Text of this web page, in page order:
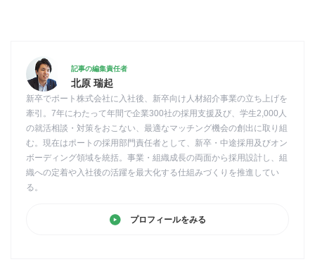
記事の編集責任者
北原 瑞起
新卒でポート株式会社に入社後、新卒向け人材紹介事業の立ち上げを
牽引。7年にわたって年間で企業300社の採用支援及び、学生2,000人
の就活相談・対策をおこない、最適なマッチング機会の創出に取り組
む。現在はポートの採用部門責任者として、新卒・中途採用及びオン
ボーディング領域を統括。事業・組織成長の両面から採用設計し、組
織への定着や入社後の活躍を最大化する仕組みづくりを推進してい
る。
プロフィールをみる